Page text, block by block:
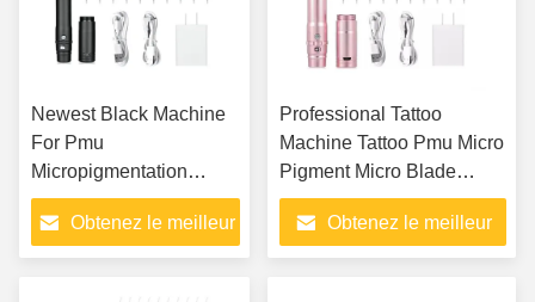
Newest Black Machine
For Pmu
Micropigmentation
Microblade Machine
Wireless Tattoo Machine
Permanent Makeup
Obtenez le meilleur
Professional Tattoo
Machine Tattoo Pmu Micro
Pigment Micro Blade
Machine Wireless Tattoo
Machine Permanent
Makeup
Obtenez le meilleur